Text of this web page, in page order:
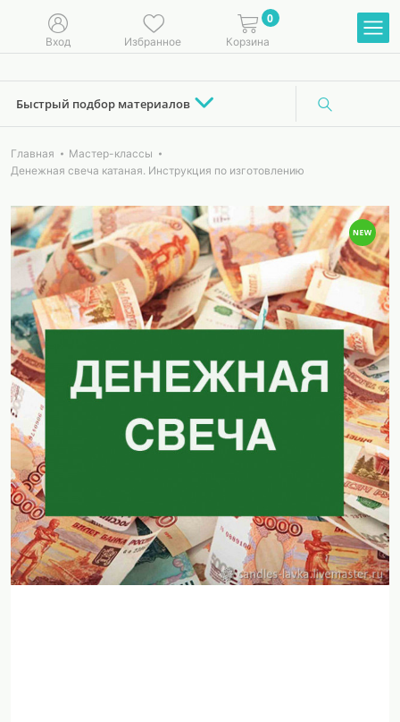
Вход Избранное
0
Корзина
Быстрый подбор материалов
Главная
Мастер-классы
Денежная свеча катаная. Инструкция по изготовлению